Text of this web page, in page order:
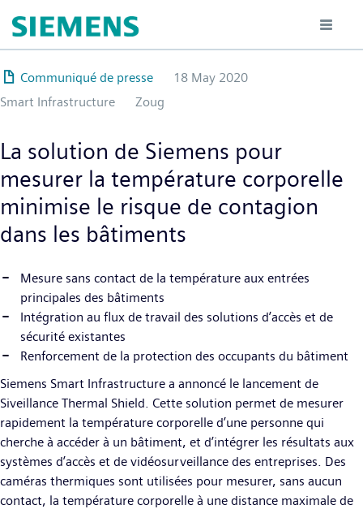
till
huvudinnehåll
Communiqué de presse
18 May 2020
Smart Infrastructure
Zoug
La solution de Siemens pour
mesurer la température corporelle
minimise le risque de contagion
dans les bâtiments
Mesure sans contact de la température aux entrées
principales des bâtiments
Intégration au flux de travail des solutions d’accès et de
sécurité existantes
Renforcement de la protection des occupants du bâtiment
Siemens Smart Infrastructure a annoncé le lancement de
Siveillance Thermal Shield. Cette solution permet de mesurer
rapidement la température corporelle d’une personne qui
cherche à accéder à un bâtiment, et d’intégrer les résultats aux
systèmes d’accès et de vidéosurveillance des entreprises. Des
caméras thermiques sont utilisées pour mesurer, sans aucun
contact, la température corporelle à une distance maximale de